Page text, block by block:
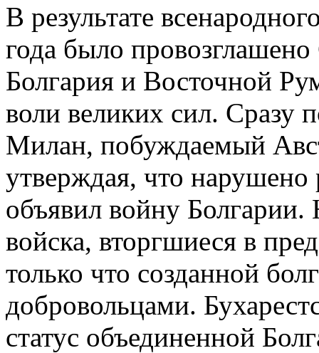
В результате
года было
Болгария и Восточной
воли великих сил. Сразу
Милан, побуждаемый
утверждая, что нарушено
объявил войну Болгарии.
войска, вторгшиеся в
только что созданной
добровольцами.
статус объединенной